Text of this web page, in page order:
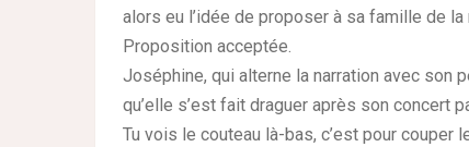
alors eu l’idée de proposer à sa famille de
Proposition acceptée.
Joséphine, qui alterne la narration avec son
qu’elle s’est fait draguer après son concert
Tu vois le couteau là-bas, c’est pour